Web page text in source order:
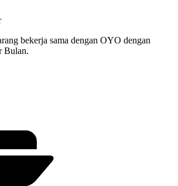
bekerja sama dengan OYO dengan
Bulan.